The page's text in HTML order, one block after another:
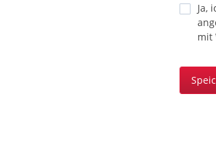
Ja,
mit